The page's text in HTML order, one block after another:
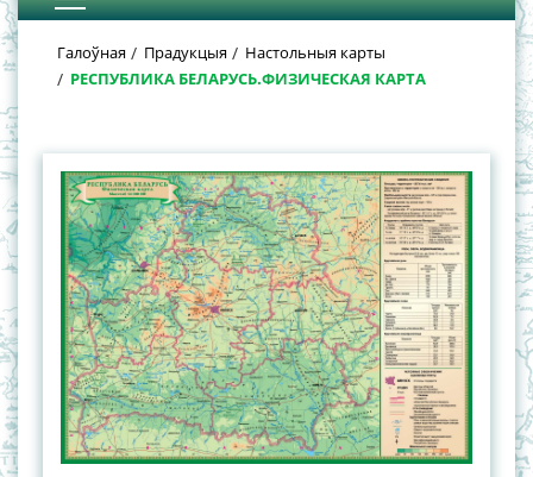
Галоўная Прадукцыя
Настольныя карты
РЕСПУБЛИКА БЕЛАРУСЬ.ФИЗИЧЕСКАЯ КАРТА